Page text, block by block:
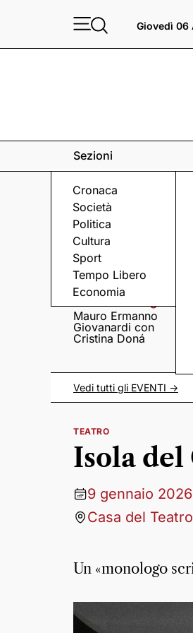
Giovedì 06
Sezioni
Cronaca
Società
Politica
Cultura
Sport
Tempo Libero
Economia
Eventi a Ravenna e
Mauro Ermanno
Giovanardi con
Cristina Doná
Vedi tutti gli EVENTI ->
TEATRO
Isola del
9 gennaio
Casa del
Un «monologo